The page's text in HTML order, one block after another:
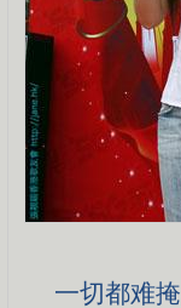
一切都难